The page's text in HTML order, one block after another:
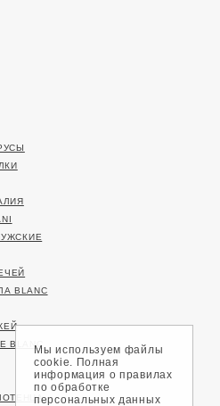
BLANC
BLANCМы используем файлы
cookie. Полная
информация о правилах
по обработке
персональных данных